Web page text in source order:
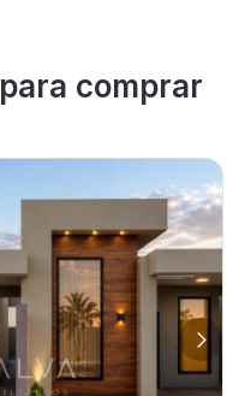
para comprar